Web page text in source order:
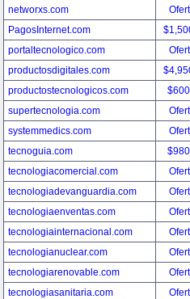
networxs.com
PagosInternet.com
portaltecnologico.com
productosdigitales.com
productostecnologicos.com
supertecnologia.com
systemmedics.com
tecnoguia.com
tecnologiacomercial.com
tecnologiadevanguardia.com
tecnologiaenventas.com
tecnologiainternacional.com
tecnologianuclear.com
tecnologiarenovable.com
tecnologiasanitaria.com